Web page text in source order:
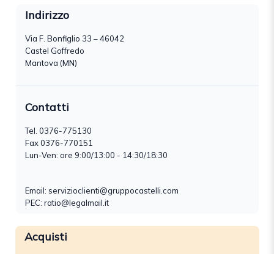
Indirizzo
Via F. Bonfiglio 33 – 46042
Castel Goffredo
Mantova (MN)
Contatti
Tel. 0376-775130
Fax 0376-770151
Lun-Ven: ore 9:00/13:00 - 14:30/18:30
Email: servizioclienti@gruppocastelli.com
PEC: ratio@legalmail.it
Acquisti